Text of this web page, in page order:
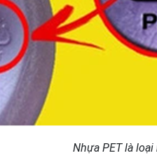
Nhựa PET là